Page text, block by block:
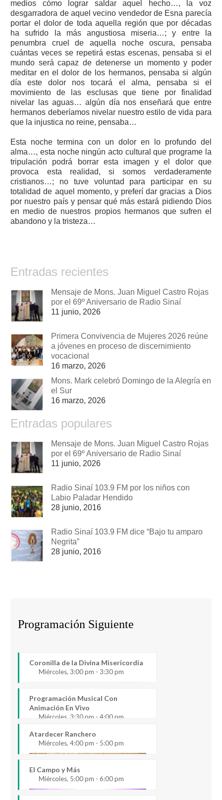
medios cómo lograr saldar aquel hecho…, la voz
desgarradora de aquel vecino vendedor de Esna parecía
portar el dolor de toda aquella región que por décadas
ha sufrido la más angustiosa miseria…; y entre la
penumbra cruel de aquella noche oscura, pensaba
cuántas veces se repetirá estas escenas, pensaba si el
mundo será capaz de detenerse un momento y poder
meditar en el dolor de los hermanos, pensaba si algún
día este dolor nos tocará el alma, pensaba si el
movimiento de las esclusas que tiene por finalidad
nivelar las aguas… algún día nos enseñará que entre
hermanos deberíamos nivelar nuestro estilo de vida para
que la injustica no reine, pensaba…
Esta noche termina con un dolor en lo profundo del
alma…, esta noche ningún acto cultural que programe la
tripulación podrá borrar esta imagen y el dolor que
provoca esta realidad, si somos verdaderamente
cristianos…; no tuve voluntad para participar en su
totalidad de aquel momento, y preferí dar gracias a Dios
por nuestro país y pensar qué más estará pidiendo Dios
en medio de nuestros propios hermanos que sufren el
abandono y la tristeza…
Entradas recientes
Mensaje de Mons. Juan Miguel Castro Rojas
por el 69º Aniversario de Radio Sinaí
11 junio, 2026
Primera Convivencia de Mujeres 2026 reúne
a jóvenes en proceso de discernimiento
vocacional
16 marzo, 2026
Mons. Mark celebró Domingo de la Alegría en
el Sur
16 marzo, 2026
Entradas populares
Mensaje de Mons. Juan Miguel Castro Rojas
por el 69º Aniversario de Radio Sinaí
11 junio, 2026
Radio Sinaí 103.9 FM por los niños con
Labio Paladar Hendido
28 junio, 2016
Radio Sinaí 103.9 FM dice “Bajo tu amparo
Negrita”
28 junio, 2016
Programación Siguiente
Coronilla de la Divina Misericordia
Miércoles, 3:00 pm - 3:30 pm
Programación Musical Con
Animación En Vivo
Miércoles, 3:30 pm - 4:00 pm
Atardecer Ranchero
Miércoles, 4:00 pm - 5:00 pm
El Campo y Más
Miércoles, 5:00 pm - 6:00 pm